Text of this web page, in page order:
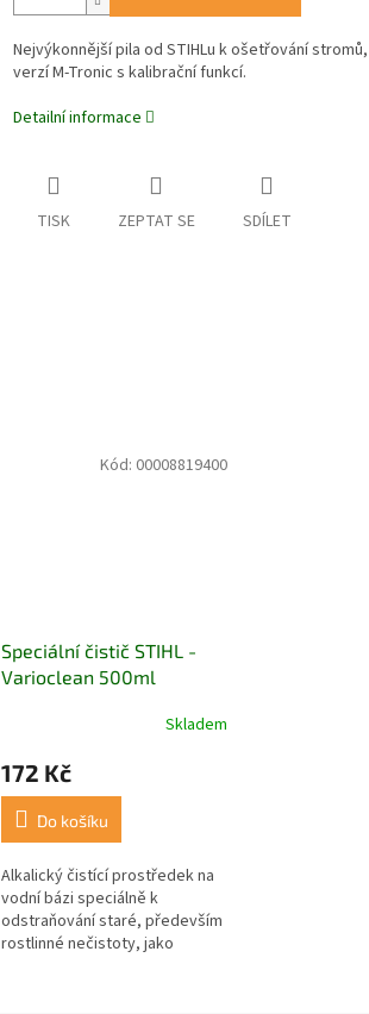
Nejvýkonnější pila od STIHLu k ošetřování
verzí M-Tronic s kalibrační funkcí.
Detailní informace
TISK ZEPTAT SE SDÍLET
Speciální čistič STIHL -
Varioclean 500ml
Skladem
172 Kč
Do košíku
Alkalický čistící prostředek na
vodní bázi speciálně k
odstraňování staré, především
rostlinné nečistoty, jako
Kód: 00008819400